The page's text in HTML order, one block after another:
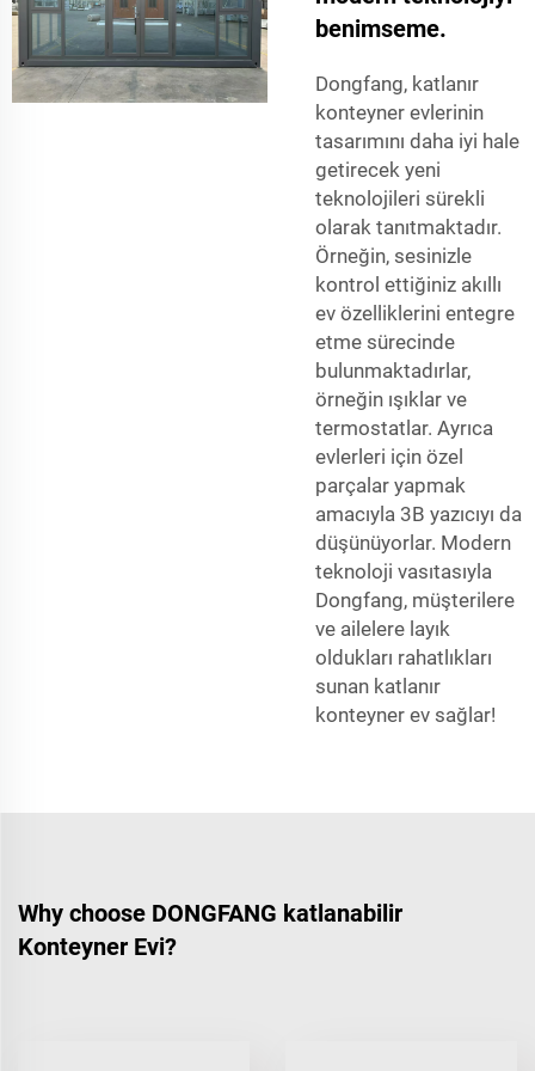
benimseme.
Dongfang, katlanır
konteyner evlerinin
tasarımını daha iyi hale
getirecek yeni
teknolojileri sürekli
olarak tanıtmaktadır.
Örneğin, sesinizle
kontrol ettiğiniz akıllı
ev özelliklerini entegre
etme sürecinde
bulunmaktadırlar,
örneğin ışıklar ve
termostatlar. Ayrıca
evlerleri için özel
parçalar yapmak
amacıyla 3B yazıcıyı da
düşünüyorlar. Modern
teknoloji vasıtasıyla
Dongfang, müşterilere
ve ailelere layık
oldukları rahatlıkları
sunan katlanır
konteyner ev sağlar!
Why choose DONGFANG katlanabilir
Konteyner Evi?